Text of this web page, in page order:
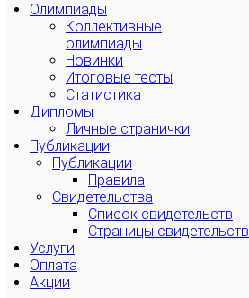
Олимпиады
Коллективные
олимпиады
Новинки
Итоговые тесты
Статистика
Дипломы
Личные странички
Публикации
Публикации
Правила
Свидетельства
Список свидетельств
Страницы свидетельств
Услуги
Оплата
Акции